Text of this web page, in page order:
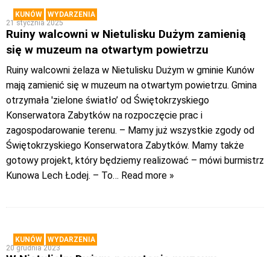
KUNÓW
WYDARZENIA
21 stycznia 2025
Ruiny walcowni w Nietulisku Dużym zamienią
się w muzeum na otwartym powietrzu
Ruiny walcowni żelaza w Nietulisku Dużym w gminie Kunów
mają zamienić się w muzeum na otwartym powietrzu. Gmina
otrzymała 'zielone światło’ od Świętokrzyskiego
Konserwatora Zabytków na rozpoczęcie prac i
zagospodarowanie terenu. – Mamy już wszystkie zgody od
Świętokrzyskiego Konserwatora Zabytków. Mamy także
gotowy projekt, który będziemy realizować – mówi burmistrz
Kunowa Lech Łodej. – To… Read more »
KUNÓW
WYDARZENIA
20 grudnia 2023